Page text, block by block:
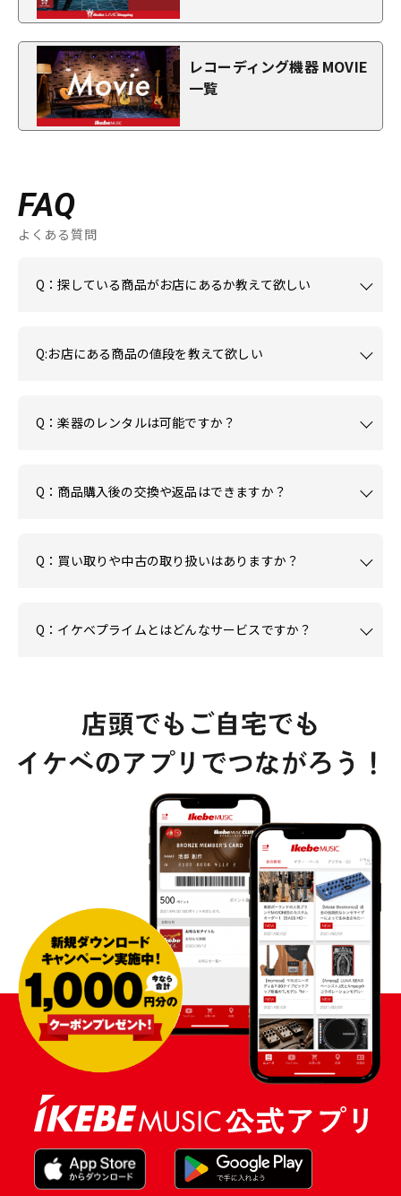
レコーディング機器 MOVIE
一覧
FAQ
よくある質問
Q：探している商品がお店にあるか教えて欲しい
Q:お店にある商品の値段を教えて欲しい
Q：楽器のレンタルは可能ですか？
Q：商品購入後の交換や返品はできますか？
Q：買い取りや中古の取り扱いはありますか？
Q：イケベプライムとはどんなサービスですか？